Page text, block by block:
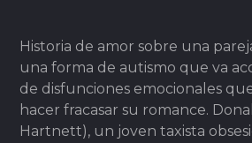
Historia de amor sobre una
una forma de autismo que va
de disfunciones emocionales
hacer fracasar su romance.
Hartnett), un joven taxista